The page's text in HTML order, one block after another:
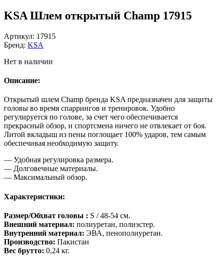
KSA Шлем открытый Champ 17915
Артикул: 17915
Бренд: KSA
Нет в наличии
Описание:
Открытый шлем Champ бренда KSA предназначен для защиты
головы во время спаррингов и тренировок. Удобно
регулируется по голове, за счет чего обеспечивается
прекрасный обзор, и спортсмена ничего не отвлекает от боя.
Литой вкладыш из пены поглощает 100% ударов, тем самым
обеспечивая необходимую защиту.
— Удобная регулировка размера.
— Долговечные материалы.
— Максимальный обзор.
Характеристики:
Размер/Обхват головы : S / 48-54 см.
Внешний материал: полиуретан, полиэстер.
Внутренний материал: ЭВА, пенополиуретан.
Производство: Пакистан
Вес брутто: 0,24 кг.